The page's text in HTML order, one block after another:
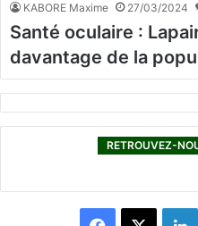
KABORE Maxime 27/03/2024
Santé oculaire :
davantage de la
RETROUVEZ-